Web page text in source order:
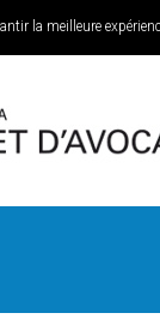
la meilleure